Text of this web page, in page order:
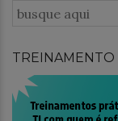
TREINAMENTO